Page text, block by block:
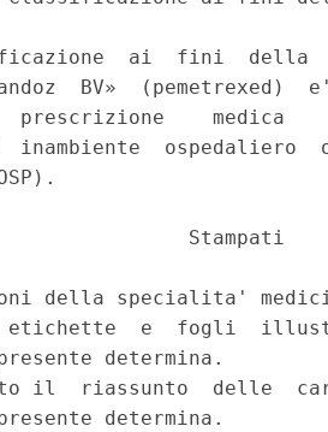
ai  fini  della
BV»
prescrizione
inambiente
Stampati
della specialita'
etichette  e  fogli
determina.
il  riassunto  delle
determina.